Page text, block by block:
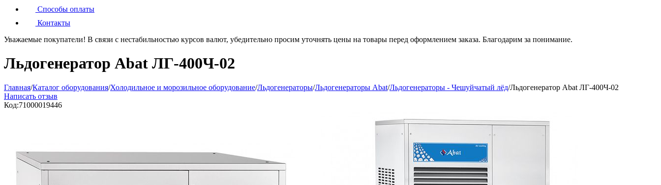
Способы оплаты
Контакты
Уважаемые покупатели! В связи с нестабильностью курсов валют, убедительно просим уточнять цены на товары перед оформлением заказа. Благодарим за понимание.
Льдогенератор Abat ЛГ-400Ч-02
Главная/Каталог оборудования/Холодильное и морозильное оборудование/Льдогенераторы/Льдогенераторы Abat/Льдогенераторы - Чешуйчатый лёд/Льдогенератор Abat ЛГ-400Ч-02
Написать отзыв
Код:71000019446